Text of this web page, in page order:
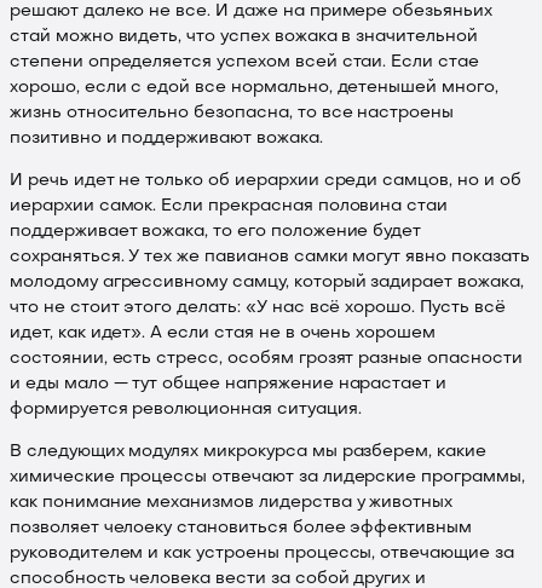
решают далеко не все. И даже на примере обезьяньих
стай можно видеть, что успех вожака в значительной
степени определяется успехом всей стаи. Если стае
хорошо, если с едой все нормально, детенышей много,
жизнь относительно безопасна, то все настроены
позитивно и поддерживают вожака.
И речь идет не только об иерархии среди самцов, но и об
иерархии самок. Если прекрасная половина стаи
поддерживает вожака, то его положение будет
сохраняться. У тех же павианов самки могут явно показать
молодому агрессивному самцу, который задирает вожака,
что не стоит этого делать: «У нас всё хорошо. Пусть всё
идет, как идет». А если стая не в очень хорошем
состоянии, есть стресс, особям грозят разные опасности
и еды мало — тут общее напряжение нарастает и
формируется революционная ситуация.
В следующих модулях микрокурса мы разберем, какие
химические процессы отвечают за лидерские программы,
как понимание механизмов лидерства у животных
позволяет челоеку становиться более эффективным
руководителем и как устроены процессы, отвечающие за
способность человека вести за собой других и